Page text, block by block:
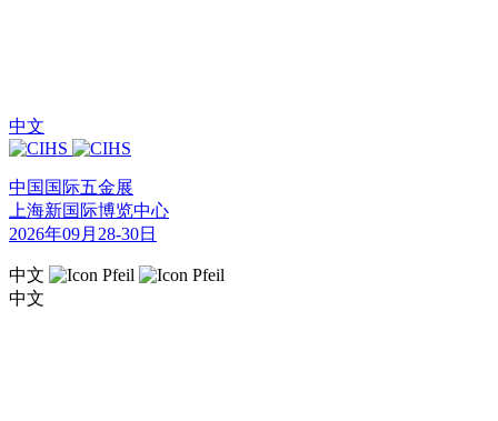
中文
中国国际五金展
上海新国际博览中心
2026年09月28-30日
中文
中文